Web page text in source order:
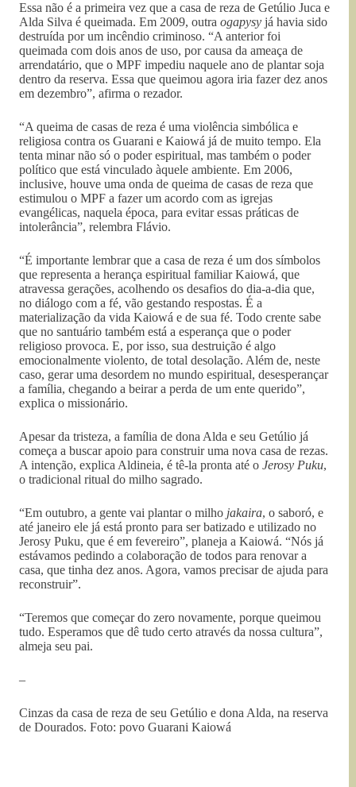
Essa não é a primeira vez que a casa de reza de Getúlio Juca e
Alda Silva é queimada. Em 2009, outra ogapysy já havia sido
destruída por um incêndio criminoso. “A anterior foi
queimada com dois anos de uso, por causa da ameaça de
arrendatário, que o MPF impediu naquele ano de plantar soja
dentro da reserva. Essa que queimou agora iria fazer dez anos
em dezembro”, afirma o rezador.
“A queima de casas de reza é uma violência simbólica e
religiosa contra os Guarani e Kaiowá já de muito tempo. Ela
tenta minar não só o poder espiritual, mas também o poder
político que está vinculado àquele ambiente. Em 2006,
inclusive, houve uma onda de queima de casas de reza que
estimulou o MPF a fazer um acordo com as igrejas
evangélicas, naquela época, para evitar essas práticas de
intolerância”, relembra Flávio.
“É importante lembrar que a casa de reza é um dos símbolos
que representa a herança espiritual familiar Kaiowá, que
atravessa gerações, acolhendo os desafios do dia-a-dia que,
no diálogo com a fé, vão gestando respostas. É a
materialização da vida Kaiowá e de sua fé. Todo crente sabe
que no santuário também está a esperança que o poder
religioso provoca. E, por isso, sua destruição é algo
emocionalmente violento, de total desolação. Além de, neste
caso, gerar uma desordem no mundo espiritual, desesperançar
a família, chegando a beirar a perda de um ente querido”,
explica o missionário.
Apesar da tristeza, a família de dona Alda e seu Getúlio já
começa a buscar apoio para construir uma nova casa de rezas.
A intenção, explica Aldineia, é tê-la pronta até o Jerosy Puku,
o tradicional ritual do milho sagrado.
“Em outubro, a gente vai plantar o milho jakaira, o saboró, e
até janeiro ele já está pronto para ser batizado e utilizado no
Jerosy Puku, que é em fevereiro”, planeja a Kaiowá. “Nós já
estávamos pedindo a colaboração de todos para renovar a
casa, que tinha dez anos. Agora, vamos precisar de ajuda para
reconstruir”.
“Teremos que começar do zero novamente, porque queimou
tudo. Esperamos que dê tudo certo através da nossa cultura”,
almeja seu pai.
–
Cinzas da casa de reza de seu Getúlio e dona Alda, na reserva
de Dourados. Foto: povo Guarani Kaiowá